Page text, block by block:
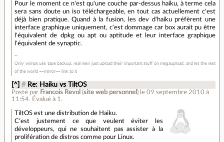
Pour le moment ce n'est qu'une couche par-dessus haiku, à terme cela
sera sans doute un iso téléchargeable, en tout cas actuellement c'est
déjà bien pratique. Quand à la fusion, les dev d'haiku préfèrent une
interface graphique uniquement, c'est dommage car box aurait pu être
l'équivalent de dpkg ou apt ou aptitude et leur interface graphique
l'équivalent de synaptic.
Only wimps use tape backup: real men just upload their important stuff on megaupload, and let the rest
of the world ~~mirror~~ link to it
[^] # Re: Haiku vs TiltOS
Posté par Francois Revol (site web personnel ) le 09 septembre 2010 à
11:54. Évalué à 1 .
TiltOS est une distribution de Haiku.
C'est justement ce que veulent éviter les
développeurs, qui ne souhaitent pas assister à la
prolifération de distros comme pour Linux.